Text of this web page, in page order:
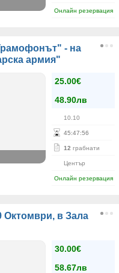
Онлайн резервация
- на
армия"
25.00€
48.90лв
10.10
45:47:56
12 грабнати
Център
Онлайн резервация
Октомври, в Зала
30.00€
58.67лв